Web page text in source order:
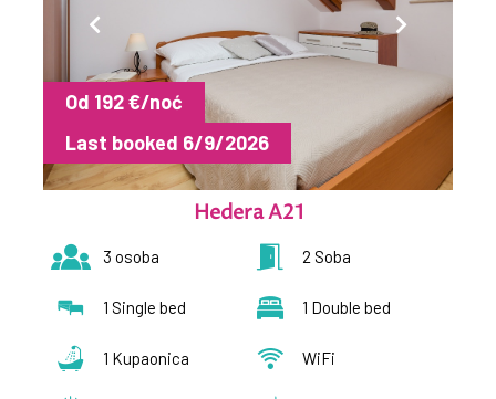
Od 192 €/noć
Last booked 6/9/2026
Hedera A21
3 osoba 2 Soba
1 Single bed 1 Double bed
1 Kupaonica WiFi